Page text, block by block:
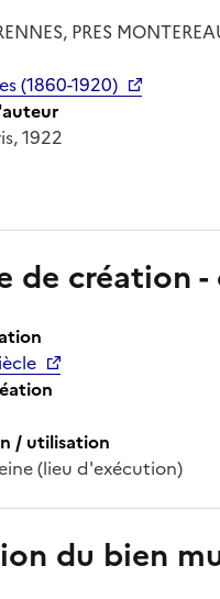
PRES
(1860-1920)
1922
de création
/ utilisation
(lieu d'exécution)
du bien